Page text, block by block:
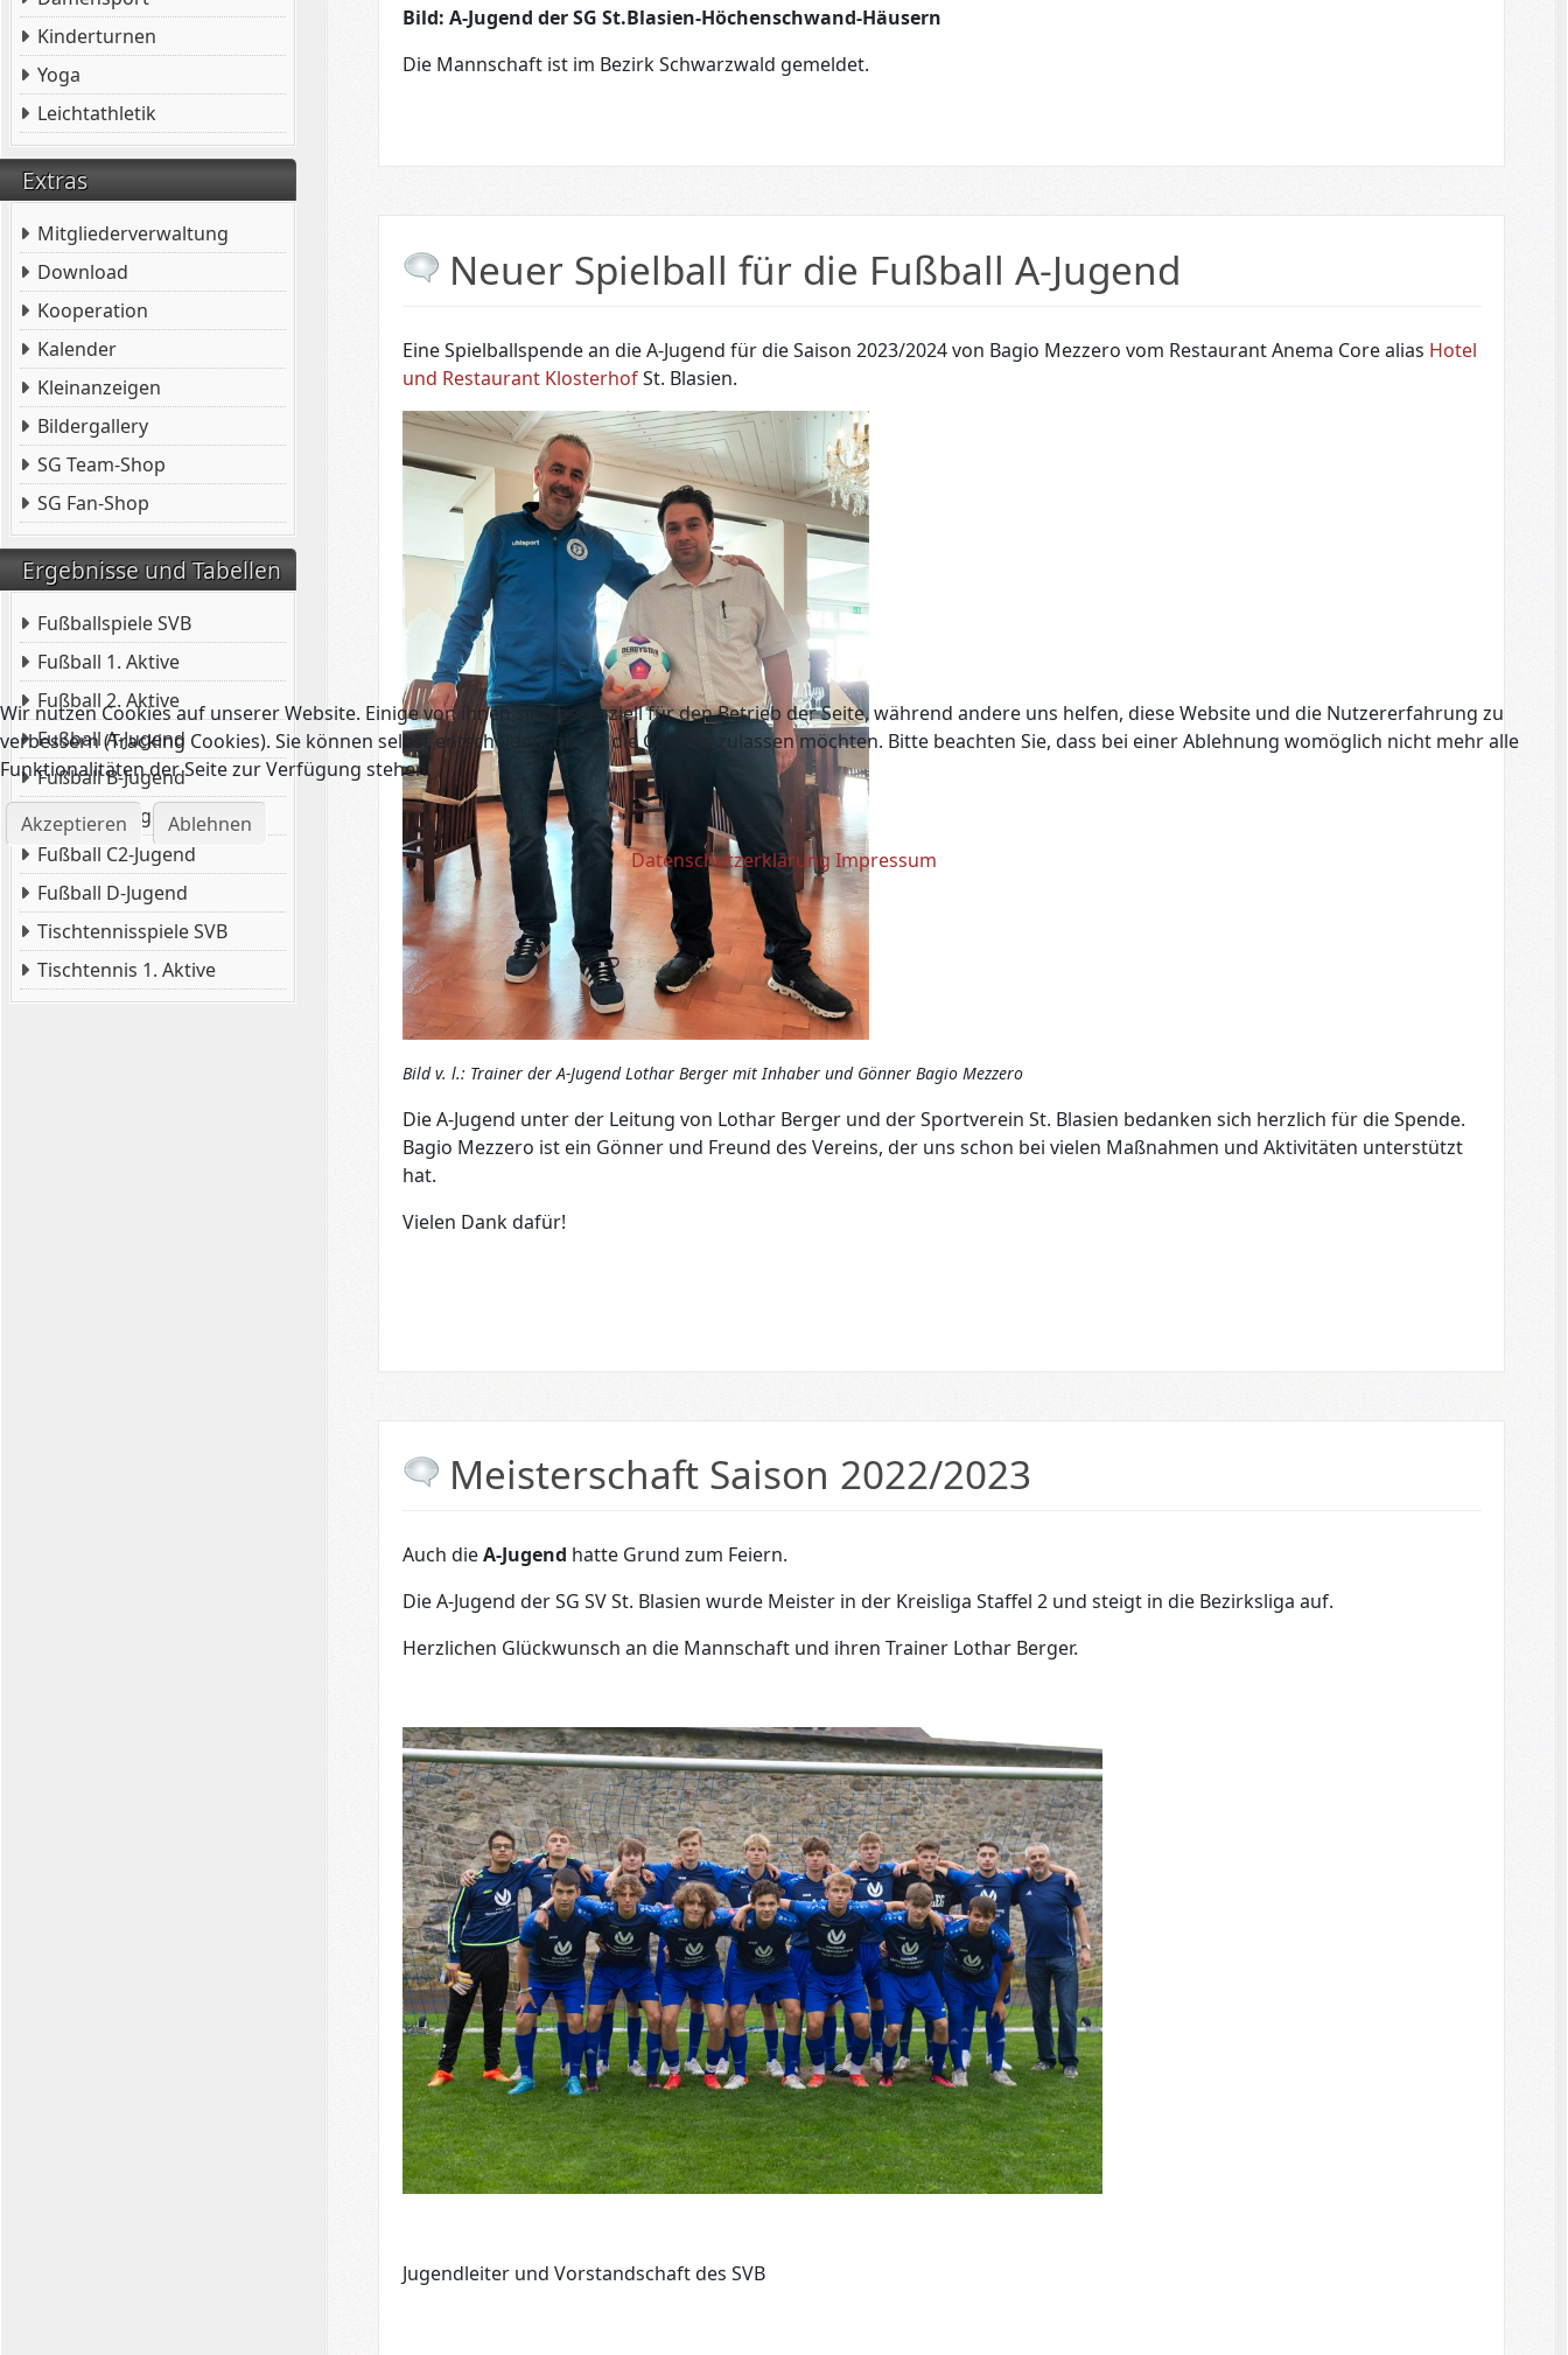
Kinderturnen
Yoga
Leichtathletik
Extras
Mitgliederverwaltung
Download
Kooperation
Kalender
Kleinanzeigen
Bildergallery
SG Team-Shop
SG Fan-Shop
Ergebnisse und Tabellen
Fußballspiele SVB
Fußball 1. Aktive
Fußball 2. Aktive
Fußball A-Jugend
Fußball B-Jugend
Fußball C-Jugend
Fußball C2-Jugend
Fußball D-Jugend
Tischtennisspiele SVB
Tischtennis 1. Aktive
Bild: A-Jugend der SG St.Blasien-Höchenschwand-Häusern
Die Mannschaft ist im Bezirk Schwarzwald gemeldet.
Neuer Spielball für die Fußball A-Jugend
Eine Spielballspende an die A-Jugend für die Saison 2023/2024 von Bagio Mezzero vom Restaurant Anema Core alias Hotel
und Restaurant KlosterhofSt. Blasien.
Bild v. l.: Trainer der A-Jugend Lothar Berger mit Inhaber und Gönner Bagio Mezzero
Die A-Jugend unter der Leitung von Lothar Berger und der Sportverein St. Blasien bedanken sich herzlich für die Spende.
Bagio Mezzero ist ein Gönner und Freund des Vereins, der uns schon bei vielen Maßnahmen und Aktivitäten unterstützt
hat.
Vielen Dank dafür!
Meisterschaft Saison 2022/2023
Auch dieA-Jugend hatte Grund zum Feiern.
Die A-Jugend der SG SV St. Blasien wurde Meister in der Kreisliga Staffel 2 und steigt in die Bezirksliga auf.
Herzlichen Glückwunsch an die Mannschaft und ihren Trainer Lothar Berger.
Jugendleiter und Vorstandschaft des SVB
Wir nutzen Cookies auf unserer Website. Einige von ihnen sind essenziell für den Betrieb der Seite, während andere uns helfen, diese Website und die Nutzererfahrung zu
verbessern (Tracking Cookies). Sie können selbst entscheiden, ob Sie die Cookies zulassen möchten. Bitte beachten Sie, dass bei einer Ablehnung womöglich nicht mehr alle
Funktionalitäten der Seite zur Verfügung stehen.
Akzeptieren
Ablehnen
Datenschutzerklärung Impressum